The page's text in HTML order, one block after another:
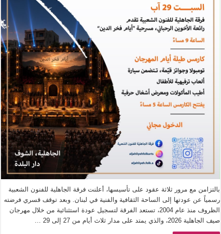
بالتزامن مع مرور ثلاثة عقود على تأسيسها، أعلنت فرقة الجاهلية للفنون الشعبية
رسمياً عن عودتها إلى الساحة الثقافية والفنية في لبنان. وبعد توقف قسري فرضته
الظروف منذ عام 2004، تستعد الفرقة لتسجيل عودة استثنائية من خلال مهرجان
صيف الجاهلية 2026، والذي يمتد على مدار ثلاث أيام من 27 إلى 29 …